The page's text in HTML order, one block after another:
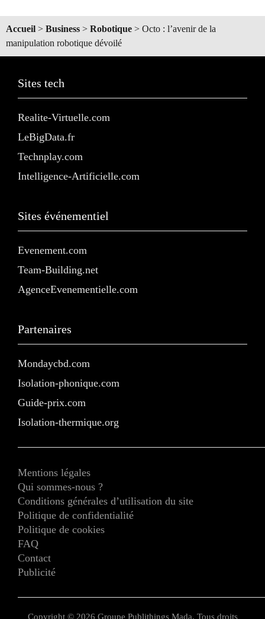
Accueil > Business > Robotique > Octo : l’avenir de la
manipulation robotique dévoilé
Sites tech
Realite-Virtuelle.com
LeBigData.fr
Technplay.com
Intelligence-Artificielle.com
Sites événementiel
Evenement.com
Team-Building.net
AgenceEvenementielle.com
Partenaires
Mondaycbd.com
Isolation-phonique.com
Guide-prix.com
Isolation-thermique.org
Mentions légales
Qui sommes-nous ?
Conditions générales d’utilisation du site
Politique de confidentialité
Politique de cookies
FAQ
Contact
Publicité
Copyright © 2026 Groupe Publithings Mada. Tous droits